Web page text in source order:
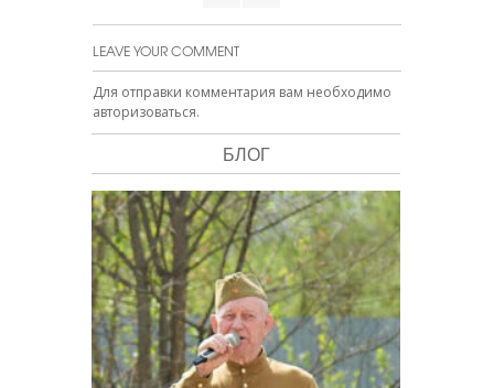
LEAVE YOUR COMMENT
Для отправки комментария вам необходимо
авторизоваться.
БЛОГ